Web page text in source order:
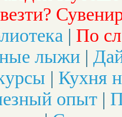
| По
лыжи |
| Кухня
опыт |